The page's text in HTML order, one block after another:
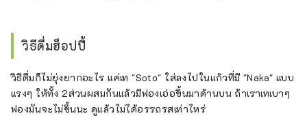
วิธีดื่มฮ็อปปี้
วิธีดื่มก็ไม่ยุ่งยากอะไร แค่เท "Soto" ใส่ลงไปในแก้วที่มี "Naka" แบบ
แรงๆ ให้ทั้ง 2ส่วนผสมกันแล้วมีฟองเอ่อขึ้นมาด้านบน ถ้าเราเทเบาๆ
ฟองมันจะไม่ขึ้นนะ ดูแล้วไม่ได้อรรถรสเท่าไหร่